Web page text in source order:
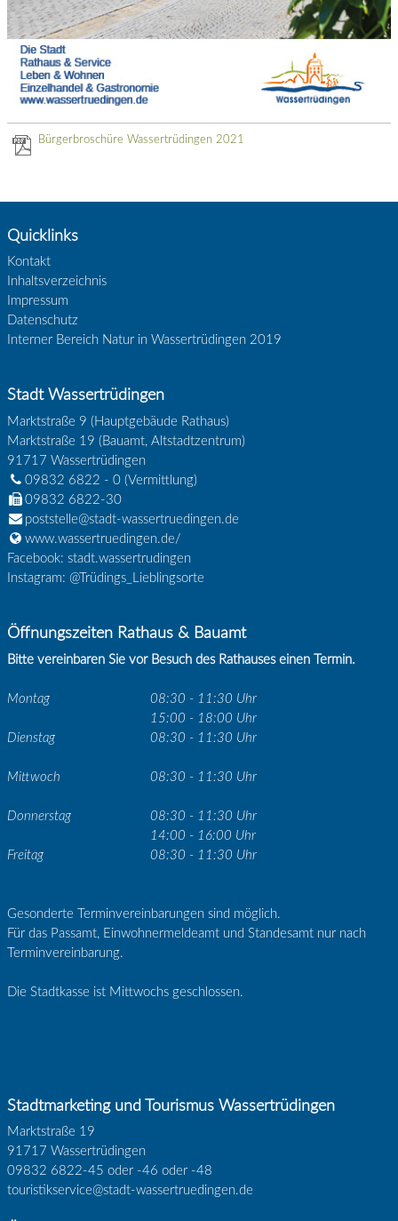
Bürgerbroschüre Wassertrüdingen 2021
Quicklinks
Kontakt
Inhaltsverzeichnis
Impressum
Datenschutz
Interner Bereich Natur in Wassertrüdingen 2019
Stadt Wassertrüdingen
Marktstraße 9 (Hauptgebäude Rathaus)
Marktstraße 19 (Bauamt, Altstadtzentrum)
91717 Wassertrüdingen
09832 6822 - 0(Vermittlung)
09832 6822-30
poststelle@stadt-wassertruedingen.de
www.wassertruedingen.de/
Facebook: stadt.wassertrudingen
Instagram: @Trüdings_Lieblingsorte
Öffnungszeiten Rathaus & Bauamt
Bitte vereinbaren Sie vor Besuch des Rathauses einen Termin.
Montag
08:30 - 11:30 Uhr
15:00 - 18:00 Uhr
Dienstag
08:30 - 11:30 Uhr
Mittwoch 08:30 - 11:30 Uhr
Donnerstag
08:30 - 11:30 Uhr
14:00 - 16:00 Uhr
Freitag
08:30 - 11:30 Uhr
Gesonderte Terminvereinbarungen sind möglich.
Für das Passamt, Einwohnermeldeamt und Standesamt nur nach
Terminvereinbarung.
Die Stadtkasse ist Mittwochs geschlossen.
Stadtmarketing und Tourismus Wassertrüdingen
Marktstraße 19
91717 Wassertrüdingen
09832 6822-45 oder -46 oder -48
touristikservice@stadt-wassertruedingen.de